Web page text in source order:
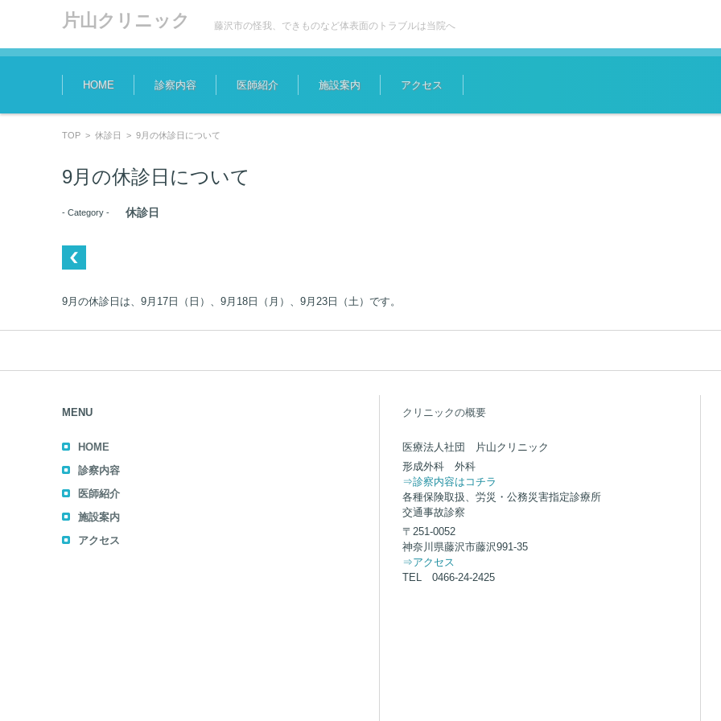
片山クリニック 藤沢市の怪我、できものなど体表面のトラブルは当院へ
コンテンツに移動
HOME 診察内容 医師紹介 施設案内 アクセス
TOP > 休診日 > 9月の休診日について
9月の休診日について
- Category - 休診日
9月の休診日は、9月17日（日）、9月18日（月）、9月23日（土）です。
MENU
HOME
診察内容
医師紹介
施設案内
アクセス
クリニックの概要
医療法人社団 片山クリニック
形成外科 外科
⇒診察内容はコチラ
各種保険取扱、労災・公務災害指定診療所
交通事故診察
〒251-0052
神奈川県藤沢市藤沢991-35
⇒アクセス
TEL 0466-24-2425